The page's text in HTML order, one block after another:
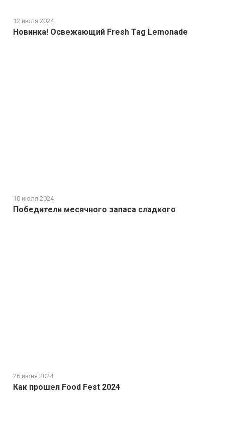
Новинка! Освежающий Fresh Tag Lemonade
12 июля 2024
Победители месячного запаса сладкого
10 июля 2024
Как прошел Food Fest 2024
26 июня 2024